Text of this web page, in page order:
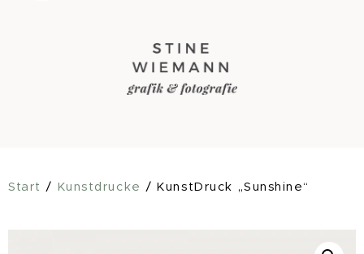
Start / Kunstdrucke / KunstDruck „Sunshine“